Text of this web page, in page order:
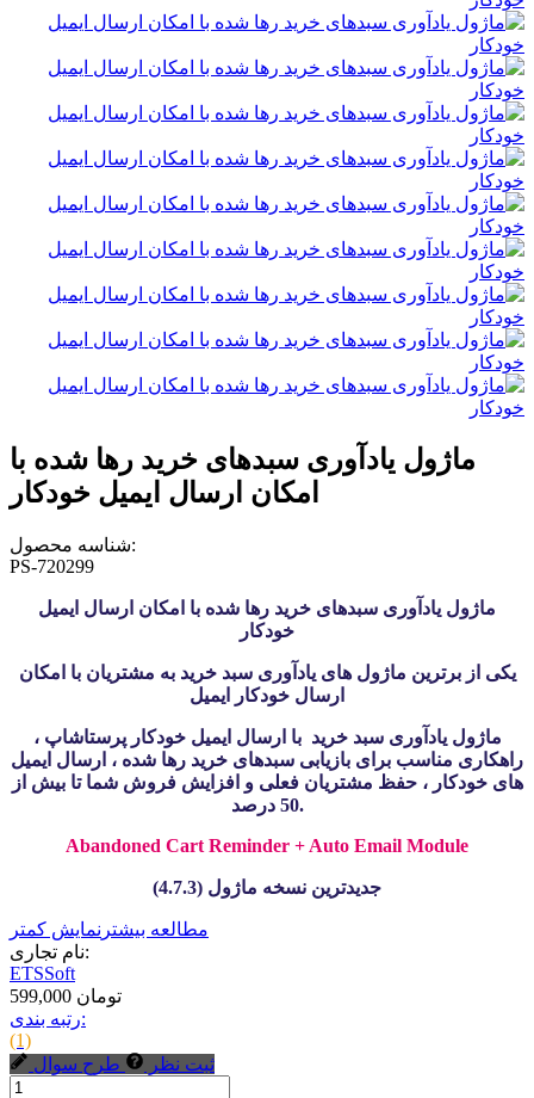
ماژول یادآوری سبدهای خرید رها شده با
امکان ارسال ایمیل خودکار
شناسه محصول:
PS-720299
ماژول یادآوری سبدهای خرید رها شده با امکان ارسال ایمیل
خودکار
یکی از برترین ماژول های یادآوری سبد خرید به مشتریان با امکان
ارسال خودکار ایمیل
ماژول یادآوری سبد خرید با ارسال ایمیل خودکار پرستاشاپ ،
راهکاری مناسب برای بازیابی سبدهای خرید رها شده ، ارسال ایمیل
های خودکار ، حفظ مشتریان فعلی و افزایش فروش شما تا بیش از
50 درصد.
Abandoned Cart Reminder + Auto Email Module
جدیدترین نسخه ماژول (4.7.3)
مطالعه بیشتر نمایش کمتر
نام تجاری:
ETSSoft
599,000 تومان
رتبه بندی:
(1)
ثبت نظر
طرح سوال